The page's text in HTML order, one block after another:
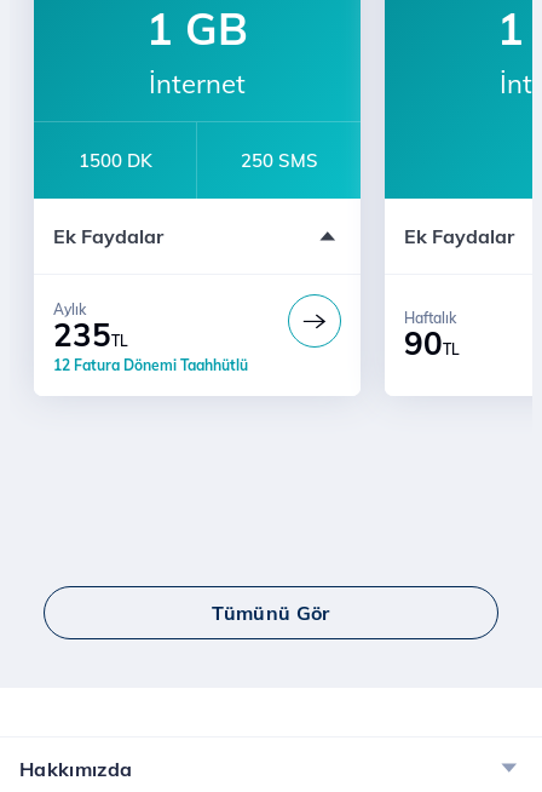
1 GB
İnternet
1500 DK 250 SMS
Ek Faydalar
e-dergi
12 Fatura Dönemi Taahhütlü
235TL
Aylık
1
Ek Faydalar
90TL
Haftalık
Tümünü Gör
Hakkımızda